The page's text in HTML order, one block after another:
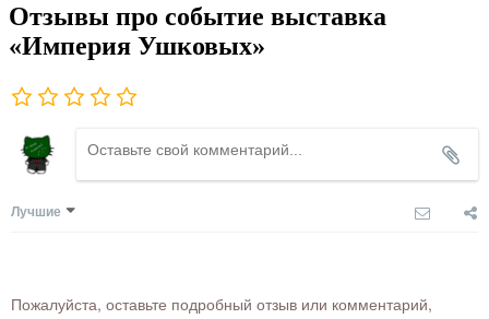
Отзывы про событие выставка
«Империя Ушковых»
Лучшие
Пожалуйста, оставьте подробный отзыв или комментарий,